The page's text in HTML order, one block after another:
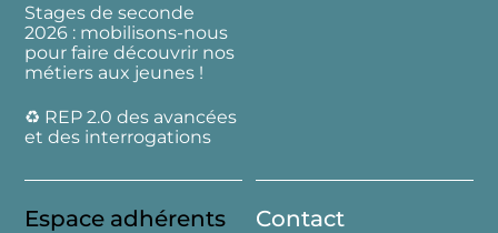
Stages de seconde
2026 : mobilisons-nous
pour faire découvrir nos
métiers aux jeunes !
♻️ REP 2.0 des avancées
et des interrogations
Espace adhérents Contact